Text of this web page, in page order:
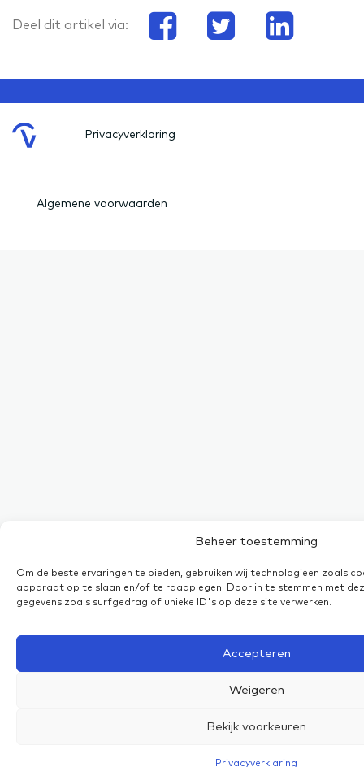
Beheer toestemming
Om de beste ervaringen te bieden, gebruiken wij technologieën zoals
apparaat op te slaan en/of te raadplegen. Door in te stemmen met
gegevens zoals surfgedrag of unieke ID's op deze site verwerken.
Accepteren
Weigeren
Bekijk voorkeuren
Privacyverklaring
Deel dit artikel via:
Privacyverklaring
Algemene voorwaarden